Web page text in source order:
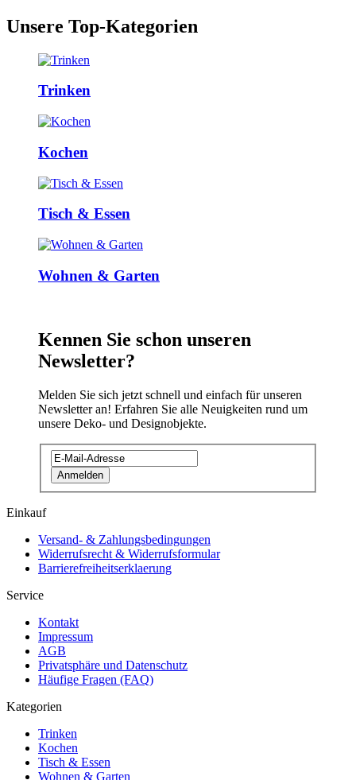
Unsere Top-Kategorien
Trinken
Kochen
Tisch & Essen
Wohnen & Garten
Kennen Sie schon unseren
Newsletter?
Melden Sie sich jetzt schnell und einfach für unseren
Newsletter an! Erfahren Sie alle Neuigkeiten rund um
unsere Deko- und Designobjekte.
Anmelden
Einkauf
Versand- & Zahlungsbedingungen
Widerrufsrecht & Widerrufsformular
Barrierefreiheitserklaerung
Service
Kontakt
Impressum
AGB
Privatsphäre und Datenschutz
Häufige Fragen (FAQ)
Kategorien
Trinken
Kochen
Tisch & Essen
Wohnen & Garten